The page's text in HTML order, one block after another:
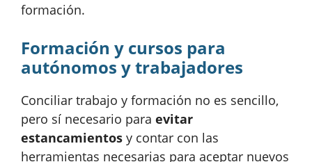
formación.
Formación y cursos para
autónomos y trabajadores
Conciliar trabajo y formación no es sencillo,
pero sí necesario para evitar
estancamientos y contar con las
herramientas necesarias para aceptar nuevos